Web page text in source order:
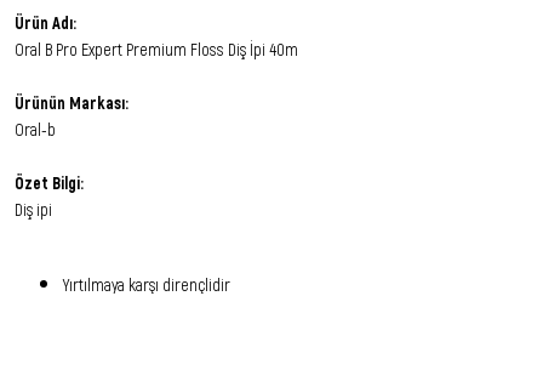
Ürün Adı:
Oral B Pro Expert Premium Floss Diş İpi 40m
Ürünün Markası:
Oral-b
Özet Bilgi:
Diş ipi
Yırtılmaya karşı dirençlidir